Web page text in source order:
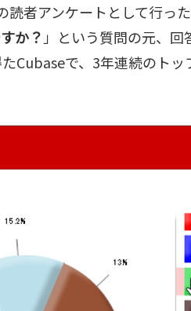
読者アンケートとして行っ
か？ 」という質問の元、回
Cubaseで、3年連続のト